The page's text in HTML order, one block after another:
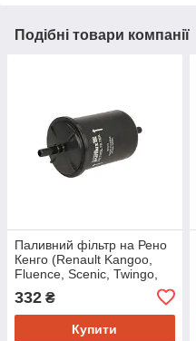
Подібні товари компанії
Паливний фільтр на Рено
Кенго (Renault Kangoo,
Fluence, Scenic, Twingo,
Clio, Modus)
332 ₴
Купити